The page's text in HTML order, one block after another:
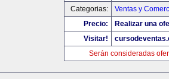
Categorias:
Ventas y
Precio:
Realizar una
Visitar!
Serán consideradas